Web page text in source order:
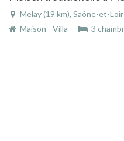
Melay (19 km), Saône-et-Loire,
Maison - Villa
3